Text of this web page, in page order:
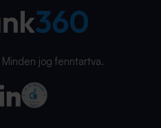
jog fenntartva.